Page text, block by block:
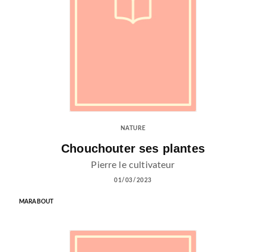
NATURE
Chouchouter ses plantes
Pierre le cultivateur
01/03/2023
MARABOUT